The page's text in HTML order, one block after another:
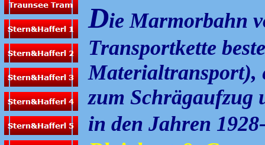
Die Marmorbahn
Transportkette
Materialtransport),
zum Schrägaufzug
in den Jahren